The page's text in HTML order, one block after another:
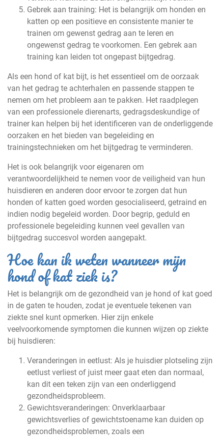
Gebrek aan training: Het is belangrijk om honden en
katten op een positieve en consistente manier te
trainen om gewenst gedrag aan te leren en
ongewenst gedrag te voorkomen. Een gebrek aan
training kan leiden tot ongepast bijtgedrag.
Als een hond of kat bijt, is het essentieel om de oorzaak
van het gedrag te achterhalen en passende stappen te
nemen om het probleem aan te pakken. Het raadplegen
van een professionele dierenarts, gedragsdeskundige of
trainer kan helpen bij het identificeren van de onderliggende
oorzaken en het bieden van begeleiding en
trainingstechnieken om het bijtgedrag te verminderen.
Het is ook belangrijk voor eigenaren om
verantwoordelijkheid te nemen voor de veiligheid van hun
huisdieren en anderen door ervoor te zorgen dat hun
honden of katten goed worden gesocialiseerd, getraind en
indien nodig begeleid worden. Door begrip, geduld en
professionele begeleiding kunnen veel gevallen van
bijtgedrag succesvol worden aangepakt.
Hoe kan ik weten wanneer mijn
hond of kat ziek is?
Het is belangrijk om de gezondheid van je hond of kat goed
in de gaten te houden, zodat je eventuele tekenen van
ziekte snel kunt opmerken. Hier zijn enkele
veelvoorkomende symptomen die kunnen wijzen op ziekte
bij huisdieren:
Veranderingen in eetlust: Als je huisdier plotseling zijn
eetlust verliest of juist meer gaat eten dan normaal,
kan dit een teken zijn van een onderliggend
gezondheidsprobleem.
Gewichtsveranderingen: Onverklaarbaar
gewichtsverlies of gewichtstoename kan duiden op
gezondheidsproblemen, zoals een